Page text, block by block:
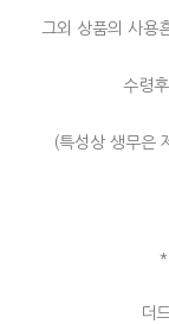
그외 상품의 사용
수령
(특성상 생무은
*
더